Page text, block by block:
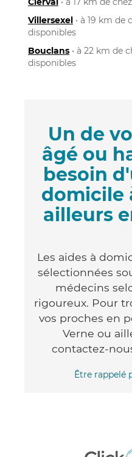
Villersexel • à 19 km de
disponibles
Bouclans • à 22 km de
disponibles
Un de
âgé ou
besoin
domicile
ailleurs
Les aides à
sélectionnées
médecins
rigoureux. Pour
vos proches en
Verne ou
contactez-
Être rappelé